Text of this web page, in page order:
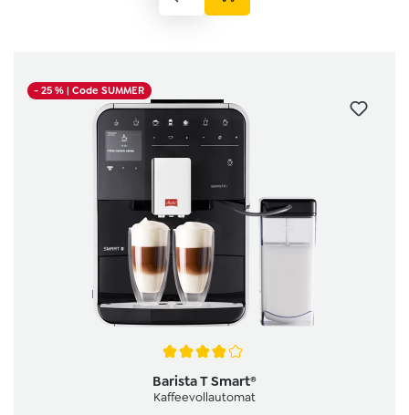
- 25 %| Code SUMMER
Durchschnittliche Bewertung von 3.9 von 5 Sternen
Barista T Smart®
Kaffeevollautomat